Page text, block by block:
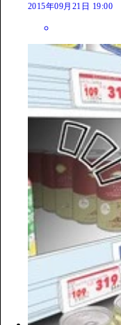
2015年09月21日 19:00